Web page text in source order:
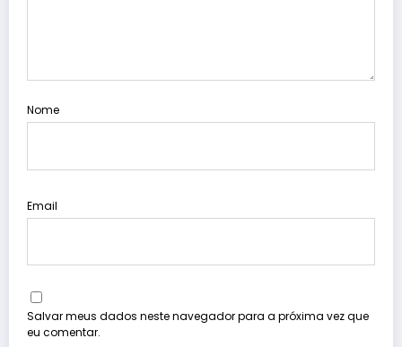
Nome
Email
Salvar meus dados neste navegador para a próxima vez que
eu comentar.